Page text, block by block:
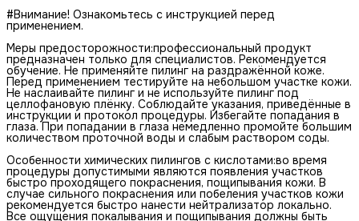
#Внимание! Ознакомьтесь с инструкцией перед
применением.
Меры предосторожности:профессиональный продукт
предназначен только для специалистов. Рекомендуется
обучение. Не применяйте пилинг на раздражённой коже.
Перед применением тестируйте на небольшом участке кожи.
Не наслаивайте пилинг и не используйте пилинг под
целлофановую плёнку. Соблюдайте указания, приведённые в
инструкции и протокол процедуры. Избегайте попадания в
глаза. При попадании в глаза немедленно промойте большим
количеством проточной воды и слабым раствором соды.
Особенности химических пилингов с кислотами:во время
процедуры допустимыми являются появления участков
быстро проходящего покраснения, пощипывания кожи. В
случае сильного покраснения или побеления участков кожи
рекомендуется быстро нанести нейтрализатор локально.
Все ощущения покалывания и пощипывания должны быть